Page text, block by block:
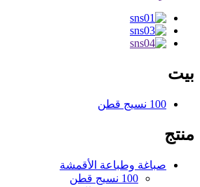
بيت
100 نسيج قطن
منتج
صباغة وطباعة الأقمشة
100 نسيج قطن